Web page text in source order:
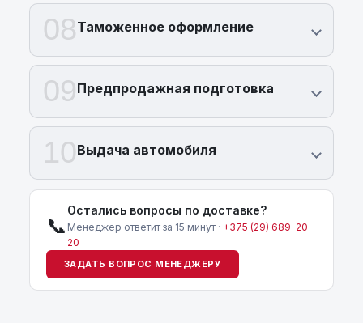
08Таможенное оформление
09Предпродажная подготовка
10Выдача автомобиля
📞
Остались вопросы по доставке?
Менеджер ответит за 15 минут · +375 (29) 689-20-
20
ЗАДАТЬ ВОПРОС МЕНЕДЖЕРУ